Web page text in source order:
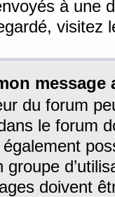
à une
visitez
message
du forum
le forum
groupe
doivent